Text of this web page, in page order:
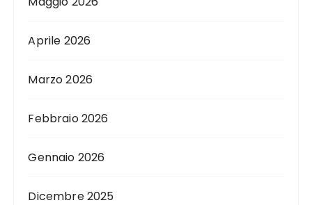
Aprile 2026
Marzo 2026
Febbraio 2026
Gennaio 2026
Dicembre 2025